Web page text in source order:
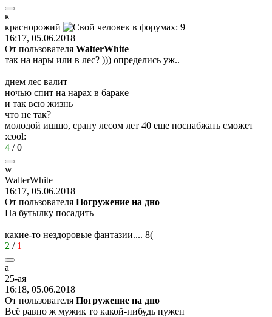
к
краснорожий
16:17, 05.06.2018
От пользователя WalterWhite
так на нары или в лес? ))) определись уж..
днем лес валит
ночью спит на нарах в бараке
и так всю жизнь
что не так?
молодой ишшо, срану лесом лет 40 еще поснабжать сможет
:cool:
4 /0
w
WalterWhite
16:17, 05.06.2018
От пользователя Погружение на дно
На бутылку посадить
какие-то нездоровые фантазии.... 8(
2 / 1
a
25-aя
16:18, 05.06.2018
От пользователя Погружение на дно
Всё равно ж мужик то какой-нибудь нужен